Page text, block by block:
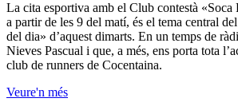
La cita esportiva amb el Club contestà «Soca
a partir de les 9 del matí, és el tema central
del dia» d’aquest dimarts. En un temps de
Nieves Pascual i que, a més, ens porta tota
club de runners de Cocentaina.
Veure'n més